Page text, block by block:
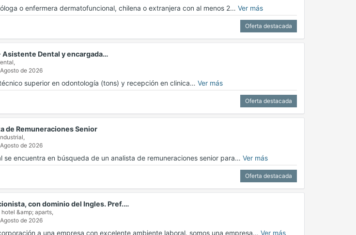
o enfermera dermatofuncional, chilena o extranjera con al menos 2… Ver más
Oferta destacada
Asistente Dental y encargada…
de 2026
superior en odontología (tons) y recepción en clinica… Ver más
Oferta destacada
de Remuneraciones Senior
de 2026
se encuentra en búsqueda de un analista de remuneraciones senior para… Ver más
Oferta destacada
con dominio del Ingles. Pref.…
hotel &amp; aparts,
de 2026
a una empresa con excelente ambiente laboral. somos una empresa… Ver más